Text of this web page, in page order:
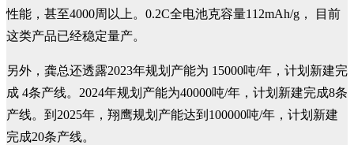
性能，甚至4000周以上。0.2C全电池克容量112mAh/g， 目前
这类产品已经稳定量产。
另外，龚总还透露2023年规划产能为 15000吨/年，计划新建完
成 4条产线。2024年规划产能为40000吨/年，计划新建完成8条
产线。到2025年，翔鹰规划产能达到100000吨/年，计划新建
完成20条产线。